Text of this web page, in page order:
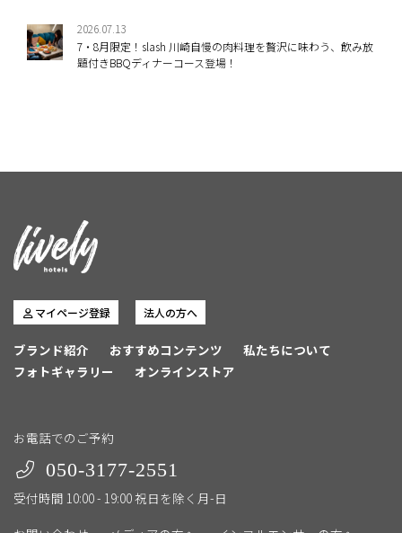
2026.07.13
7・8月限定！slash 川崎自慢の肉料理を贅沢に味わう、飲み放
題付きBBQディナーコース登場！
マイページ登録 法人の方へ
ブランド紹介 おすすめコンテンツ
私たちについて
フォトギャラリー
オンラインストア
お電話でのご予約
050-3177-2551
受付時間 10:00 - 19:00 祝日を除く月-日